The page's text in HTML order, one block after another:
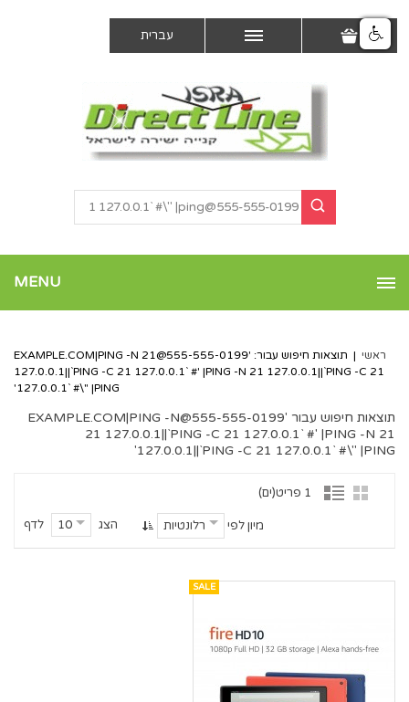
עברית
MENU
ראשי | תוצאות חיפוש עבור: '555-555-0199@EXAMPLE.COM
|PING -N 21
127.0.0.1||`PING -C 21 127.0.0.1` #' |PING -N 21 127.0.0.1||`PING -C 21
127.0.0.1` #\" |PING'
תוצאות חיפוש עבור '555-555-0199@EXAMPLE.COM
|PING -N
21 127.0.0.1||`PING -C 21 127.0.0.1` #' |PING -N 21
127.0.0.1||`PING -C 21 127.0.0.1` #\" |PING'
1 פריט(ים)
הצג 10 לדף מיון לפי רלונטיות
SALE